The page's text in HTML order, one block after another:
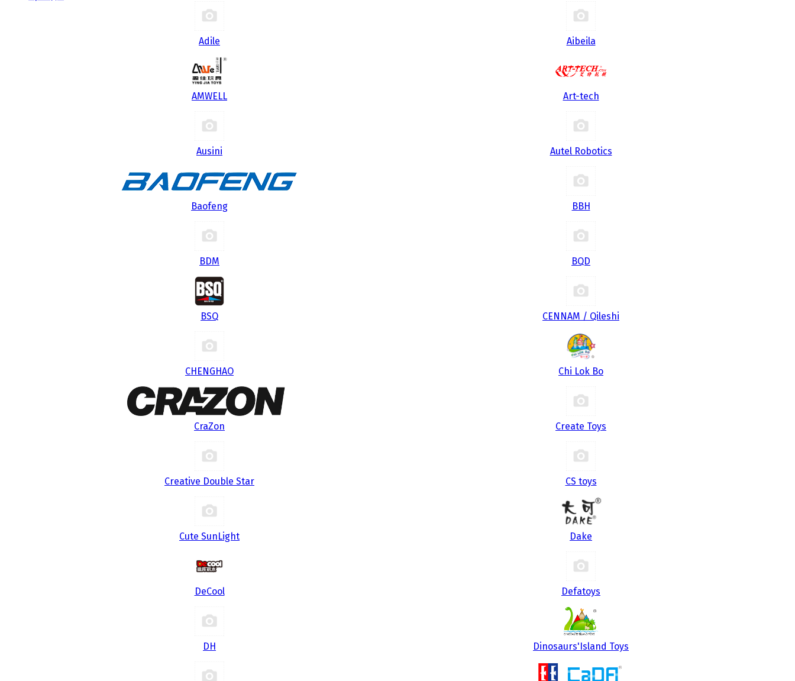
Adile Aibeila
AMWELL Art-tech
Ausini Autel Robotics
Baofeng BBH
BDM BQD
BSQ CENNAM / Qileshi
CHENGHAO Chi Lok Bo
CraZon Create Toys
Creative Double Star CS toys
Cute SunLight Dake
DeCool Defatoys
DH Dinosaurs'Island Toys